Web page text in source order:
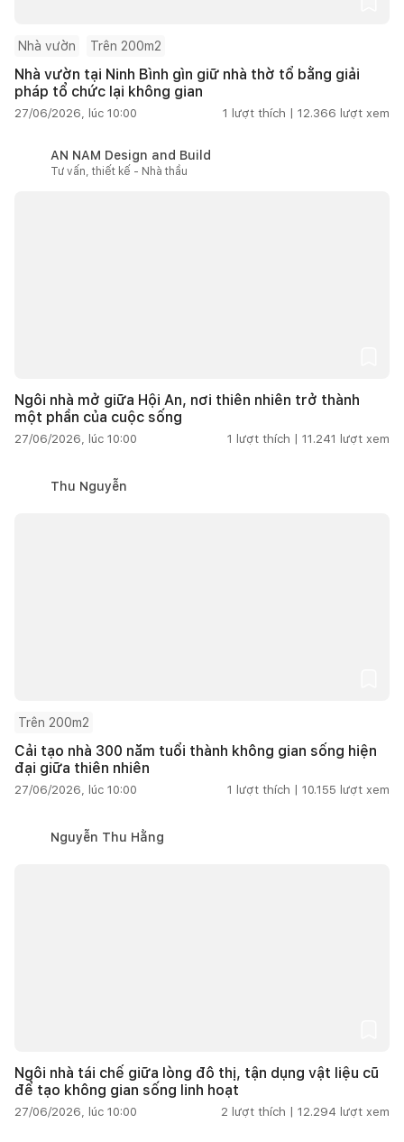
Nhà vườn Trên 200m2
Nhà vườn tại Ninh Bình gìn giữ nhà thờ tổ bằng giải
pháp tổ chức lại không gian
27/06/2026, lúc 10:00 1 lượt thích | 12.366 lượt xem
AN NAM Design and Build
Tư vấn, thiết kế - Nhà thầu
Ngôi nhà mở giữa Hội An, nơi thiên nhiên trở thành
một phần của cuộc sống
27/06/2026, lúc 10:00 1 lượt thích | 11.241 lượt xem
Thu Nguyễn
Trên 200m2
Cải tạo nhà 300 năm tuổi thành không gian sống hiện
đại giữa thiên nhiên
27/06/2026, lúc 10:00 1 lượt thích | 10.155 lượt xem
Nguyễn Thu Hằng
Ngôi nhà tái chế giữa lòng đô thị, tận dụng vật liệu cũ
để tạo không gian sống linh hoạt
27/06/2026, lúc 10:00 2 lượt thích | 12.294 lượt xem